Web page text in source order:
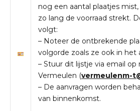
nog een aantal plaatjes
zo lang de voorraad strekt.
volgt:
– Noteer de ontbrekende
volgorde zoals ze ook in het
– Stuur dit lijstje via email op
Vermeulen (vermeulenm-
– De aanvragen worden
van binnenkomst.